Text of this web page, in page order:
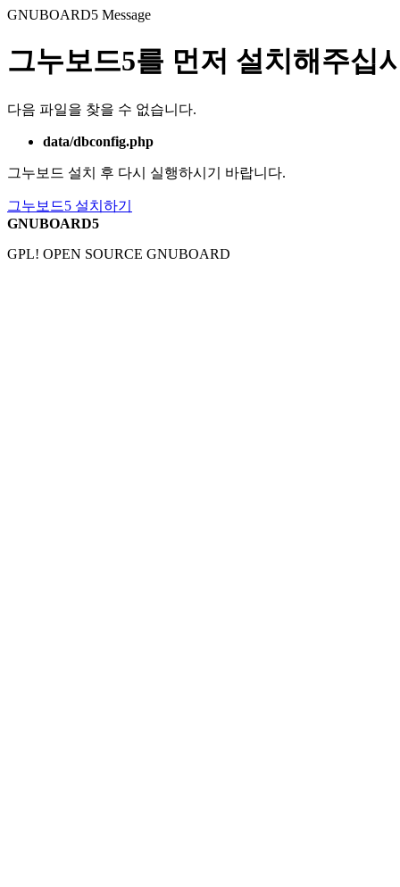
GNUBOARD5 Message
그누보드5를 먼저 설치해주십
다음 파일을 찾을 수 없습니다.
data/dbconfig.php
그누보드 설치 후 다시 실행하시기 바랍니다.
그누보드5 설치하기
GNUBOARD5
GPL! OPEN SOURCE GNUBOARD